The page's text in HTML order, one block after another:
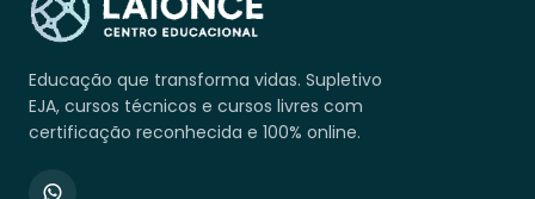
Educação que transforma vidas. Supletivo
EJA, cursos técnicos e cursos livres com
certificação reconhecida e 100% online.